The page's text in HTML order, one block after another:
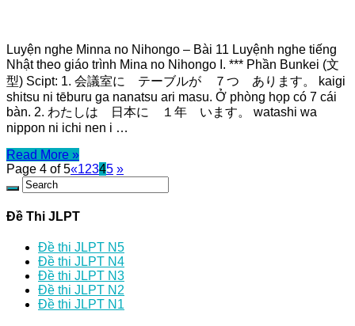
Luyện nghe Minna no Nihongo – Bài 11 Luyệnh nghe tiếng
Nhật theo giáo trình Mina no Nihongo I. *** Phần Bunkei (文
型) Scipt: 1. 会議室に テーブルが ７つ あります。 kaigi
shitsu ni tēburu ga nanatsu ari masu. Ở phòng họp có 7 cái
bàn. 2. わたしは 日本に １年 います。 watashi wa
nippon ni ichi nen i …
Read More »
Page 4 of 5«12345 »
Đề Thi JLPT
Đề thi JLPT N5
Đề thi JLPT N4
Đề thi JLPT N3
Đề thi JLPT N2
Đề thi JLPT N1